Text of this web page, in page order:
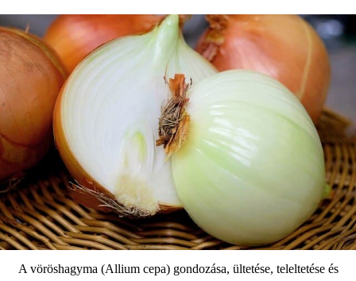
A vöröshagyma (Allium cepa) gondozása, ültetése, teleltetése és